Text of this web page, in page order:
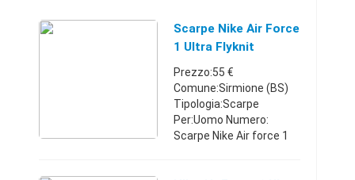
Scarpe Nike Air Force
1 Ultra Flyknit
Prezzo:55 €
Comune:Sirmione (BS)
Tipologia:Scarpe
Per:Uomo Numero:
Scarpe Nike Air force 1